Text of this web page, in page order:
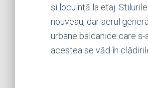
și locuință la etaj.
nouveau, dar aerul
urbane balcanice care
acestea se văd în